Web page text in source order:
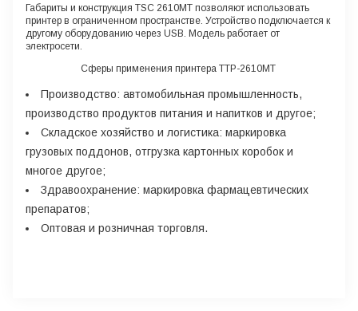
Габариты и конструкция TSC 2610MT позволяют использовать
принтер в ограниченном пространстве. Устройство подключается к
другому оборудованию через USB. Модель работает от
электросети.
Сферы применения принтера TTP-2610MT
Производство: автомобильная промышленность,
производство продуктов питания и напитков и другое;
Складское хозяйство и логистика: маркировка
грузовых поддонов, отгрузка картонных коробок и
многое другое;
Здравоохранение: маркировка фармацевтических
препаратов;
Оптовая и розничная торговля.